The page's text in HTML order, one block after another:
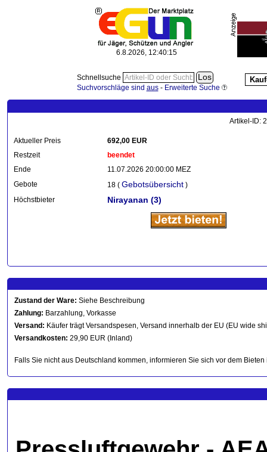
6.8.2026, 12:40:16
Schnellsuche
Suchvorschläge sind aus- Erweiterte Suche
Artikel-ID:
Aktueller Preis
692,00 EUR
Restzeit
beendet
Ende
11.07.2026 20:00:00 MEZ
Gebote
18 ( Gebotsübersicht )
Höchstbieter
Nirayanan (3)
Zustand der Ware: Siehe Beschreibung
Zahlung: Barzahlung, Vorkasse
Versand: Käufer trägt Versandspesen, Versand innerhalb der EU (EU wide
Versandkosten: 29,90 EUR (Inland)
Falls Sie nicht aus Deutschland kommen, informieren Sie sich vor dem